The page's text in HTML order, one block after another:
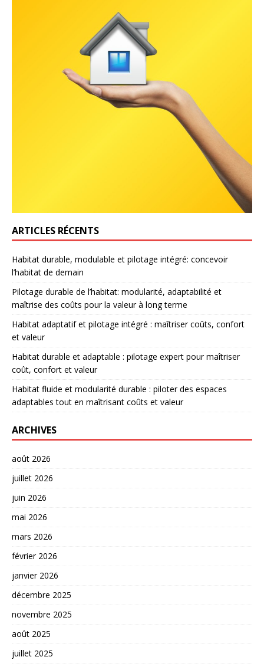
ARTICLES RÉCENTS
Habitat durable, modulable et pilotage intégré: concevoir
l’habitat de demain
Pilotage durable de l’habitat: modularité, adaptabilité et
maîtrise des coûts pour la valeur à long terme
Habitat adaptatif et pilotage intégré : maîtriser coûts, confort
et valeur
Habitat durable et adaptable : pilotage expert pour maîtriser
coût, confort et valeur
Habitat fluide et modularité durable : piloter des espaces
adaptables tout en maîtrisant coûts et valeur
ARCHIVES
août 2026
juillet 2026
juin 2026
mai 2026
mars 2026
février 2026
janvier 2026
décembre 2025
novembre 2025
août 2025
juillet 2025